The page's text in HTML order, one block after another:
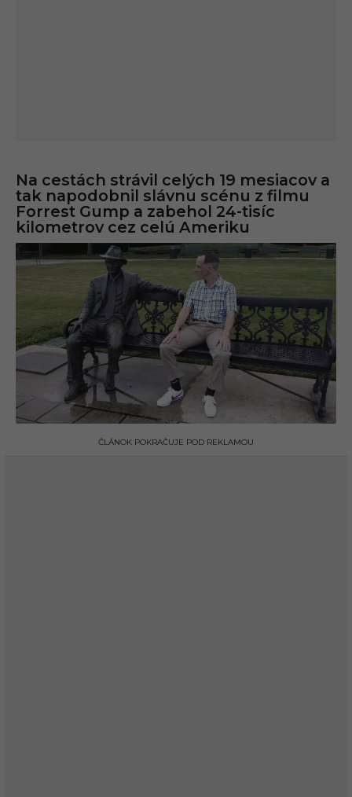
Na cestách strávil celých 19 mesiacov a
tak napodobnil slávnu scénu z filmu
Forrest Gump a zabehol 24-tisíc
kilometrov cez celú Ameriku
ČLÁNOK POKRAČUJE POD REKLAMOU